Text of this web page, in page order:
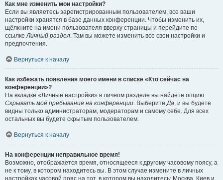
Как мне изменить мои настройки?
Если вы являетесь зарегистрированным пользователем, все ваши
настройки хранятся в базе данных конференции. Чтобы изменить их,
щёлкните на имени пользователя вверху страницы и перейдите по
ссылкеЛичный раздел. Там вы можете изменить все свои настройки и
предпочтения.
Вернуться к началу
Как избежать появления моего имени в списке «Кто сейчас на
конференции»?
На вкладке «Личные настройки» в личном разделе вы найдёте опцию
Скрывать моё пребывание на конференции. ВыберитеДа, и вы будете
видны только администраторам, модераторам и самому себе. Для всех
остальных вы будете скрытым пользователем.
Вернуться к началу
На конференции неправильное время!
Возможно, отображается время, относящееся к другому часовому поясу, а
не к тому, в котором находитесь вы. В этом случае измените в личных
настройках часовой пояс на тот, в котором вы находитесь: Москва, Киев и